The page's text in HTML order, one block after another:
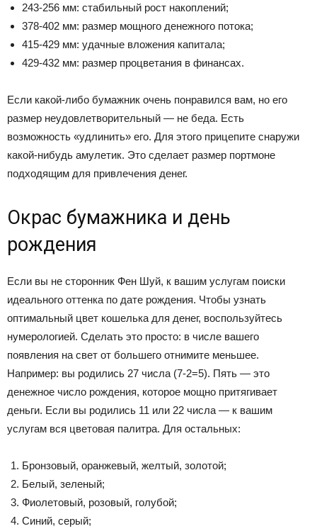
243-256 мм: стабильный рост накоплений;
378-402 мм: размер мощного денежного потока;
415-429 мм: удачные вложения капитала;
429-432 мм: размер процветания в финансах.
Если какой-либо бумажник очень понравился вам, но его
размер неудовлетворительный — не беда. Есть
возможность «удлинить» его. Для этого прицепите снаружи
какой-нибудь амулетик. Это сделает размер портмоне
подходящим для привлечения денег.
Окрас бумажника и день
рождения
Если вы не сторонник Фен Шуй, к вашим услугам поиски
идеального оттенка по дате рождения. Чтобы узнать
оптимальный цвет кошелька для денег, воспользуйтесь
нумерологией. Сделать это просто: в числе вашего
появления на свет от большего отнимите меньшее.
Например: вы родились 27 числа (7-2=5). Пять — это
денежное число рождения, которое мощно притягивает
деньги. Если вы родились 11 или 22 числа — к вашим
услугам вся цветовая палитра. Для остальных:
Бронзовый, оранжевый, желтый, золотой;
Белый, зеленый;
Фиолетовый, розовый, голубой;
Синий, серый;